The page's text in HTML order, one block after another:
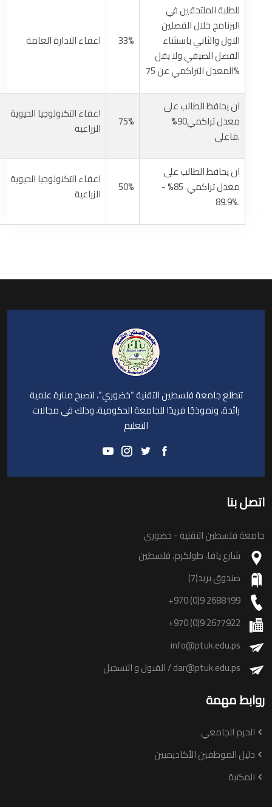
اعفاء الادارة العامة 33%
للطلبة الملتحقين في
البرنامج خلال الفصلين
الاول والثاني باستثناء
الفصل الصيفي ولا يقل
اعفاء التكنولوجيا الحيوية
الزراعية
75%
ان يحافظ الطالب على
معدل تراكمي90%
اعفاء التكنولوجيا الحيوية
الزراعية
50%
ان يحافظ الطالب على
معدل تراكمي 85% -
تتطلع جامعة فلسطين التقنية “خضوري”، لتصبح منارة علمية
رائدة، ونموذجًا فريدًا للجامعة الحكومية، وذلك في مجالات
التعليم
اتصل بنا
جامعة فلسطين التقنية - خضوري
شارع يافا، طولكرم، فلسطين
صندوق بريد(7)
+970 (0)9 2688199
+970 (0)9 2677922
info@ptuk.edu.ps
dar@ptuk.edu.ps/ القبول و التسجيل
روابط مهمة
الحرم الجامعي
دليل الموظفين الأكاديميين
المكتبة